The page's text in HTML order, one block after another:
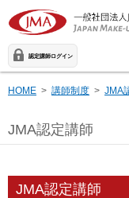
認定講師ログイン
HOME 講師制度 JMA
JMA認定講師
JMA認定講師